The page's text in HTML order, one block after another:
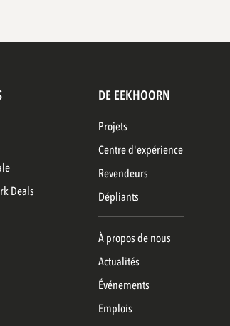
Deals
DE EEKHOORN
Projets
Centre d'expérience
Revendeurs
Dépliants
À propos de nous
Actualités
Événements
Emplois